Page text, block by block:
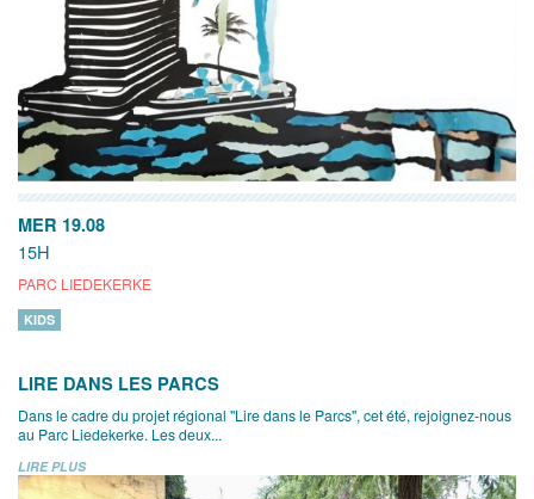
MER 19.08
15H
PARC LIEDEKERKE
KIDS
LIRE DANS LES PARCS
Dans le cadre du projet régional "Lire dans le Parcs", cet été, rejoignez-nous
au Parc Liedekerke. Les deux...
LIRE PLUS